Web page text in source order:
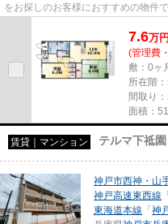
をお探しのお客様におすすめの物件
7.6万円
(管理費
敷：0ヶ
所在階
間取り
面積：
賃貸｜マンション テルマ下祗園
神戸市西神・山
神戸高速東西線 「
東海道本線 「 神